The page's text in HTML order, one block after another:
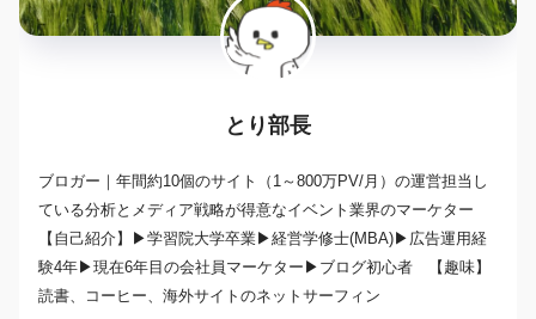
とり部長
ブロガー｜年間約10個のサイト（1～800万PV/月）の運営担当し
ている分析とメディア戦略が得意なイベント業界のマーケター
【自己紹介】▶学習院大学卒業▶経営学修士(MBA)▶広告運用経
験4年▶現在6年目の会社員マーケター▶ブログ初心者 【趣味】
読書、コーヒー、海外サイトのネットサーフィン